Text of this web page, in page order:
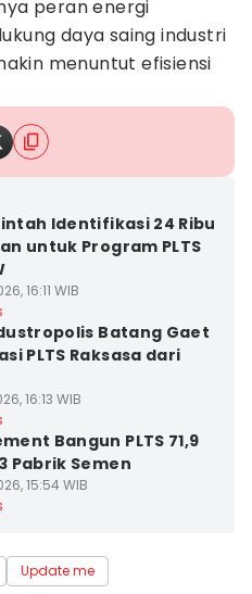
peran energi
daya saing industri
menuntut efisiensi
Identifikasi 24 Ribu
untuk Program PLTS
16:11 WIB
Batang Gaet
PLTS Raksasa dari
16:13 WIB
Bangun PLTS 71,9
Pabrik Semen
15:54 WIB
Update me